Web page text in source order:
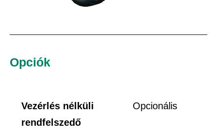
Opciók
Vezérlés nélküli
rendfelszedő
Opcionális